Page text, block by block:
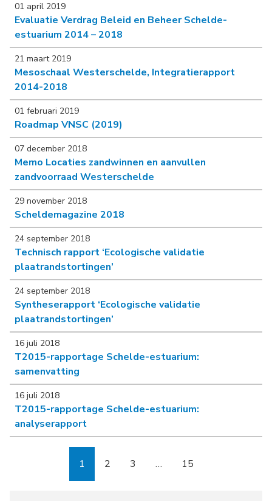
01 april 2019
Evaluatie Verdrag Beleid en Beheer Schelde-
estuarium 2014 – 2018
21 maart 2019
Mesoschaal Westerschelde, Integratierapport
2014-2018
01 februari 2019
Roadmap VNSC (2019)
07 december 2018
Memo Locaties zandwinnen en aanvullen
zandvoorraad Westerschelde
29 november 2018
Scheldemagazine 2018
24 september 2018
Technisch rapport ‘Ecologische validatie
plaatrandstortingen’
24 september 2018
Syntheserapport ‘Ecologische validatie
plaatrandstortingen’
16 juli 2018
T2015-rapportage Schelde-estuarium:
samenvatting
16 juli 2018
T2015-rapportage Schelde-estuarium:
analyserapport
Pagina
1 Pagina
2 Pagina
3 … Pagina
15